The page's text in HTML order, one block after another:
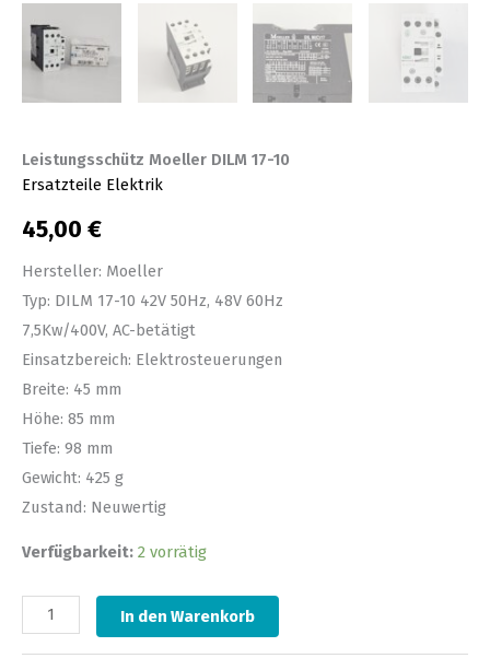
Leistungsschütz Moeller DILM 17-10
Ersatzteile Elektrik
45,00 €
Hersteller: Moeller
Typ: DILM 17-10 42V 50Hz, 48V 60Hz
7,5Kw/400V, AC-betätigt
Einsatzbereich: Elektrosteuerungen
Breite: 45 mm
Höhe: 85 mm
Tiefe: 98 mm
Gewicht: 425 g
Zustand: Neuwertig
Verfügbarkeit: 2 vorrätig
In den Warenkorb